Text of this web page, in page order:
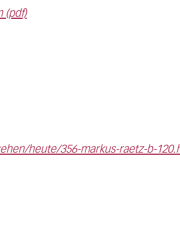
(pdf)
heute/356-markus-raetz-b-